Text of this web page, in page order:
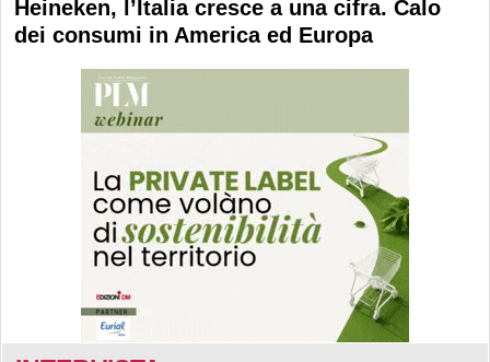
Heineken, l’Italia cresce a una cifra. Calo
dei consumi in America ed Europa